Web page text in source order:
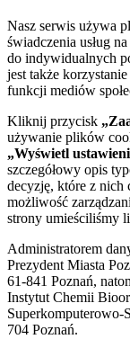
Nasz serwis używa
świadczenia usług
do indywidualnych
jest także
funkcji mediów
Kliknij przycisk
używanie plików
„Wyświetl
szczegółowy opis
decyzję, które z nich
możliwość
strony umieściliśmy
Administratorem
Prezydent Miasta
61-841 Poznań,
Instytut Chemii
Superkomputerowo-
704 Poznań.